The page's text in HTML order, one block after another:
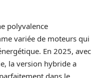
polyvalence
variée de moteurs qui
En 2025, avec
la version hybride a
dans le